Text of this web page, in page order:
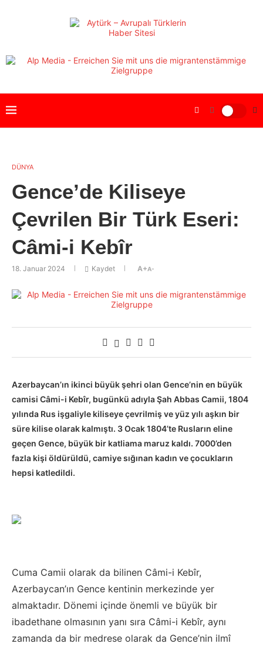
DÜNYA
Gence’de Kiliseye
Çevrilen Bir Türk Eseri:
Câmi-i Kebîr
18. Januar 2024 Kaydet A+A-
Azerbaycan’ın ikinci büyük şehri olan Gence’nin en büyük
camisi Câmi-i Kebîr, bugünkü adıyla Şah Abbas Camii, 1804
yılında Rus işgaliyle kiliseye çevrilmiş ve yüz yılı aşkın bir
süre kilise olarak kalmıştı. 3 Ocak 1804’te Rusların eline
geçen Gence, büyük bir katliama maruz kaldı. 7000’den
fazla kişi öldürüldü, camiye sığınan kadın ve çocukların
hepsi katledildi.
Cuma Camii olarak da bilinen Câmi-i Kebîr,
Azerbaycan’ın Gence kentinin merkezinde yer
almaktadır. Dönemi içinde önemli ve büyük bir
ibadethane olmasının yanı sıra Câmi-i Kebîr, aynı
zamanda da bir medrese olarak da Gence’nin ilmî